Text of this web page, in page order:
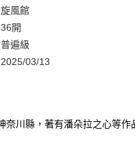
確認商品／服務後，再付款。
享後付」結帳流程】
選擇「AFTEE先享後付」後，將
行簡訊認證並確認金額後，即可完成
數日內，您將收到繳費通知簡訊。
行／等多元方式進行付款，方視為交
手續完成當下不需立刻繳費，但
家。未經商家同意取消之訂單仍視
費用。
滿NT$500(含以上)免運費
貨
滿NT$500(含以上)免運費
風館
開
遍級
2025/03/13
奈川縣，著有潘朵拉之心等作